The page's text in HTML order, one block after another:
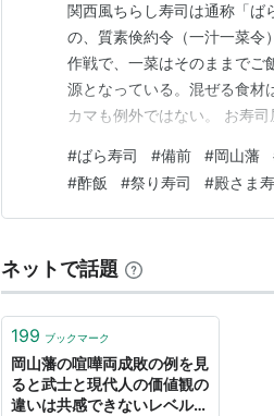
関西風ちらし寿司は通称「ば
の、質素倹約令（一汁一菜令
作戦で、一菜はそのままでご
源となっている。混ぜる食材
カマも例外ではない。 お寿
と考えられる。アルアル的な
べたくてばら寿司に取り掛か
#ばら寿司 #備前 #岡山藩
#酢飯 #祭り寿司 #殿さま
ネットで話題
199 ブックマーク
岡山藩の喧嘩両成敗の例を見
ると武士と現代人の価値観の
違いは共感できないレベル